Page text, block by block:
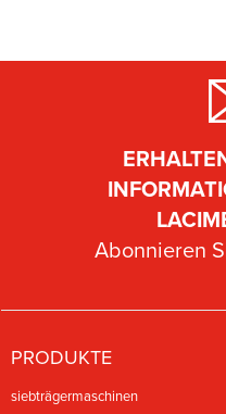
Abonnieren
PRODUKTE
siebträgermaschinen